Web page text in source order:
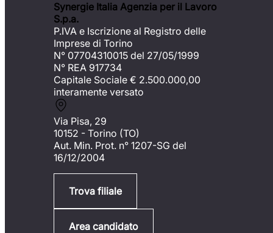
Synergie Italia Agenzia per il Lavoro
S.p.a.
P.IVA e Iscrizione al Registro delle
Imprese di Torino
N° 07704310015 del 27/05/1999
N° REA 917734
Capitale Sociale € 2.500.000,00
interamente versato
Via Pisa, 29
10152 - Torino (TO)
Aut. Min. Prot. n° 1207-SG del
16/12/2004
Trova filiale
Area candidato